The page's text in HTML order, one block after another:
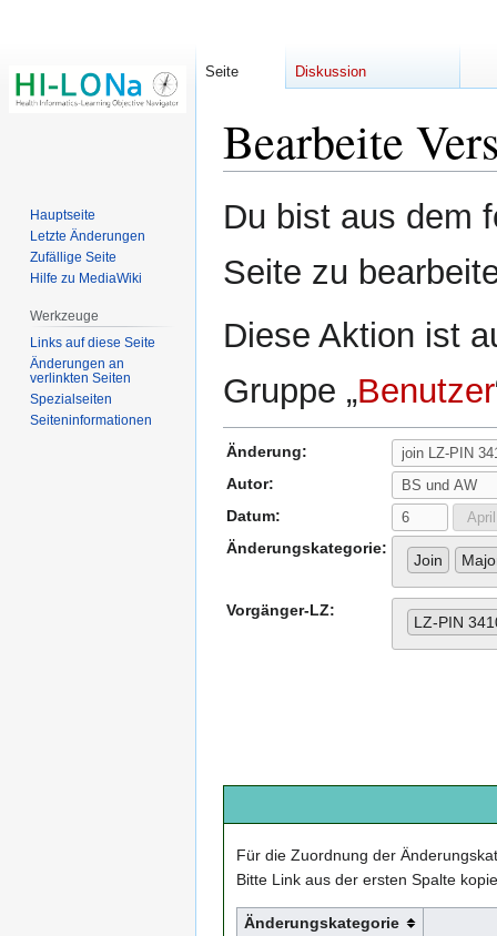
Bearbeite
Zur
Navigation
Zur
Suche
Du bist aus dem
Seite zu
Diese Aktion ist
Gruppe „Benutzer
Änderung:
Autor:
Datum:
Änderungskategorie:
Join
Vorgänger-LZ:
LZ-PIN
Für die Zuordnung der
Bitte Link aus der ersten Spalte
Änderungskategorie
Seite Diskussion
Hauptseite
Letzte Änderungen
Zufällige Seite
Hilfe zu MediaWiki
Werkzeuge
Links auf diese Seite
Änderungen an
verlinkten Seiten
Spezialseiten
Seiten­­informationen